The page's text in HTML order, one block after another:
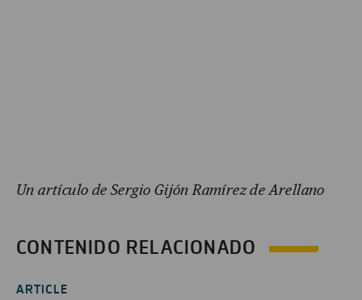
Un artículo de Sergio Gijón Ramírez de Arellano
CONTENIDO RELACIONADO
ARTICLE